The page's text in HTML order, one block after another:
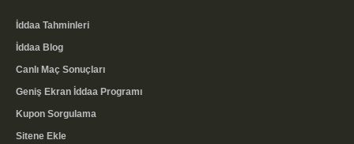
İddaa Tahminleri
İddaa Blog
Canlı Maç Sonuçları
Geniş Ekran İddaa Programı
Kupon Sorgulama
Sitene Ekle